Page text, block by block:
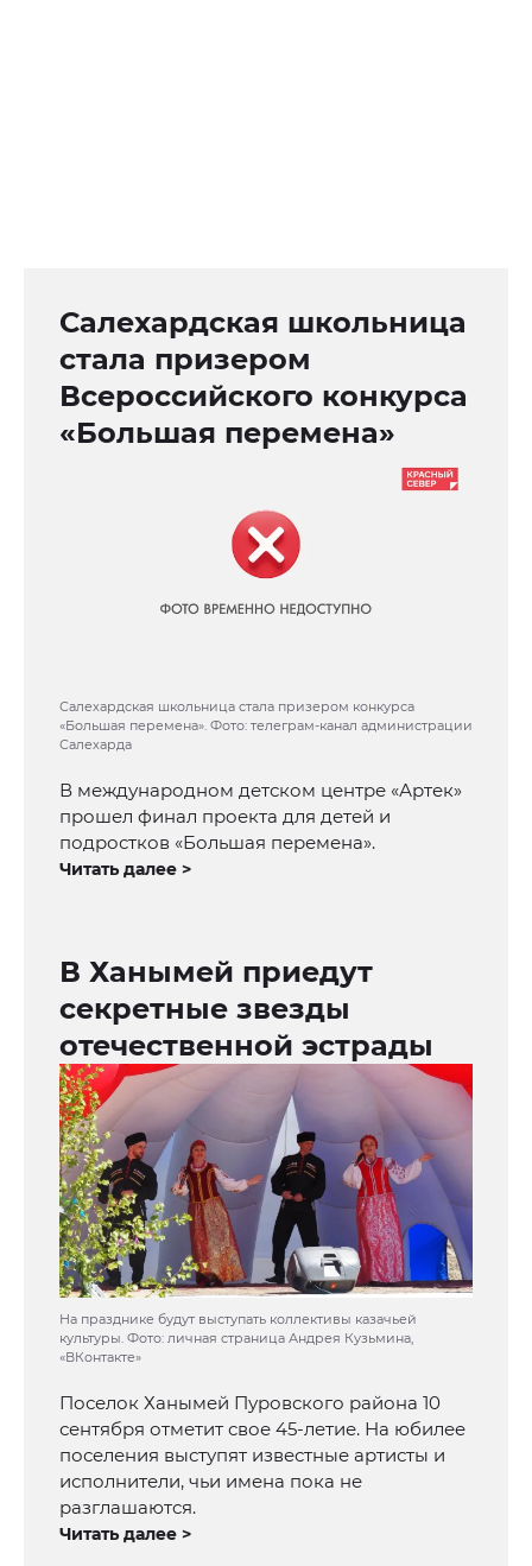
Салехардская школьница
стала призером
Всероссийского конкурса
«Большая перемена»
Салехардская школьница стала призером конкурса
«Большая перемена». Фото: телеграм-канал администрации
Салехарда
В международном детском центре «Артек»
прошел финал проекта для детей и
подростков «Большая перемена».
Читать далее >
В Ханымей приедут
секретные звезды
отечественной эстрады
На празднике будут выступать коллективы казачьей
культуры. Фото: личная страница Андрея Кузьмина,
«ВКонтакте»
Поселок Ханымей Пуровского района 10
сентября отметит свое 45-летие. На юбилее
поселения выступят известные артисты и
исполнители, чьи имена пока не
разглашаются.
Читать далее >